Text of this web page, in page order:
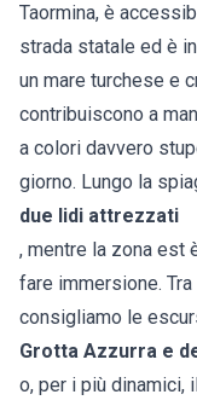
Taormina, è
strada statale ed è
un mare turchese e
contribuiscono a
a colori davvero
giorno. Lungo la
due lidi attrezzati
, mentre la zona est
fare immersione.
consigliamo le
Grotta Azzurra e
o, per i più dinamici,